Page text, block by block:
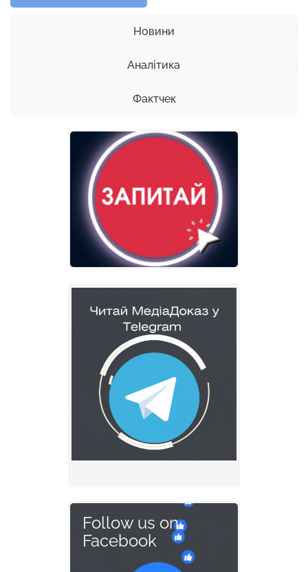
Новини
Аналітика
Фактчек
Follow us on
Facebook